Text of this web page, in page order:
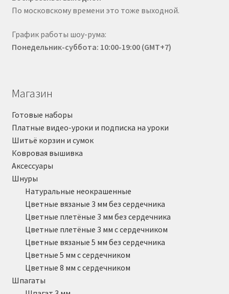
По московскому времени это тоже выходной.
График работы шоу-рума:
Понедельник-суббота: 10:00-19:00 (GMT+7)
Магазин
Готовые наборы
Платные видео-уроки и подписка на уроки
Шитьё корзин и сумок
Ковровая вышивка
Аксессуары
Шнуры
Натуральные неокрашенные
Цветные вязаные 3 мм без сердечника
Цветные плетёные 3 мм без сердечника
Цветные плетёные 3 мм с сердечником
Цветные вязаные 5 мм без сердечника
Цветные 5 мм с сердечником
Цветные 8 мм с сердечником
Шпагаты